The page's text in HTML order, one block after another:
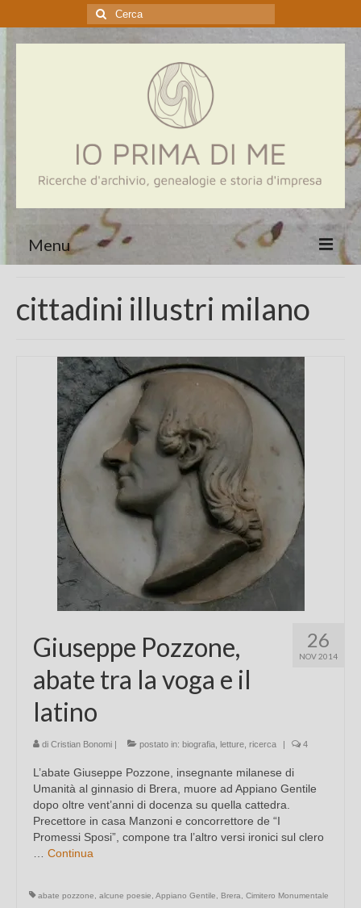
Cerca:
Menu
Genealogia
Aziende
Chi sono
FAQ
Contatti
cittadini illustri milano
26
NOV 2014
Giuseppe Pozzone,
abate tra la voga e il
latino
di Cristian Bonomi | postato in: biografia letture ricerca | 4
L’abate Giuseppe Pozzone, insegnante milanese di
Umanità al ginnasio di Brera, muore ad Appiano Gentile
dopo oltre vent’anni di docenza su quella cattedra.
Precettore in casa Manzoni e concorrettore de “I
Promessi Sposi”, compone tra l’altro versi ironici sul clero
Continua
abate pozzone alcune poesie Appiano Gentile Brera
Cimitero Monumentale